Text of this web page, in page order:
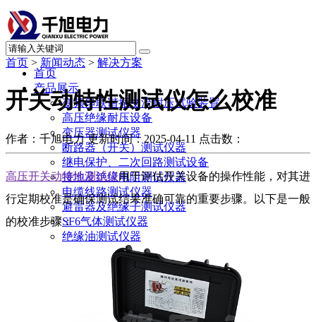
首页
产品展示
变频串联谐振交流耐压试验装置
高压绝缘耐压设备
变压器测试仪器
断路器（开关）测试仪器
继电保护、二次回路测试设备
接地及绝缘电阻测试仪器
电缆线路测试仪器
避雷器及绝缘子测试仪器
SF6气体测试仪器
绝缘油测试仪器
直流系统及蓄电池测试仪器
电力计量测试仪器
局部放电测试仪器
承试升资质试验设备
首页 > 新闻动态 > 解决方案
开关动特性测试仪怎么校准
作者：千旭电力 更新时间：2025-04-11 点击数：
高压开关动特性测试仪用于评估开关设备的操作性能，对其进
行定期校准是确保测试结果准确可靠的重要步骤。以下是一般
的校准步骤：